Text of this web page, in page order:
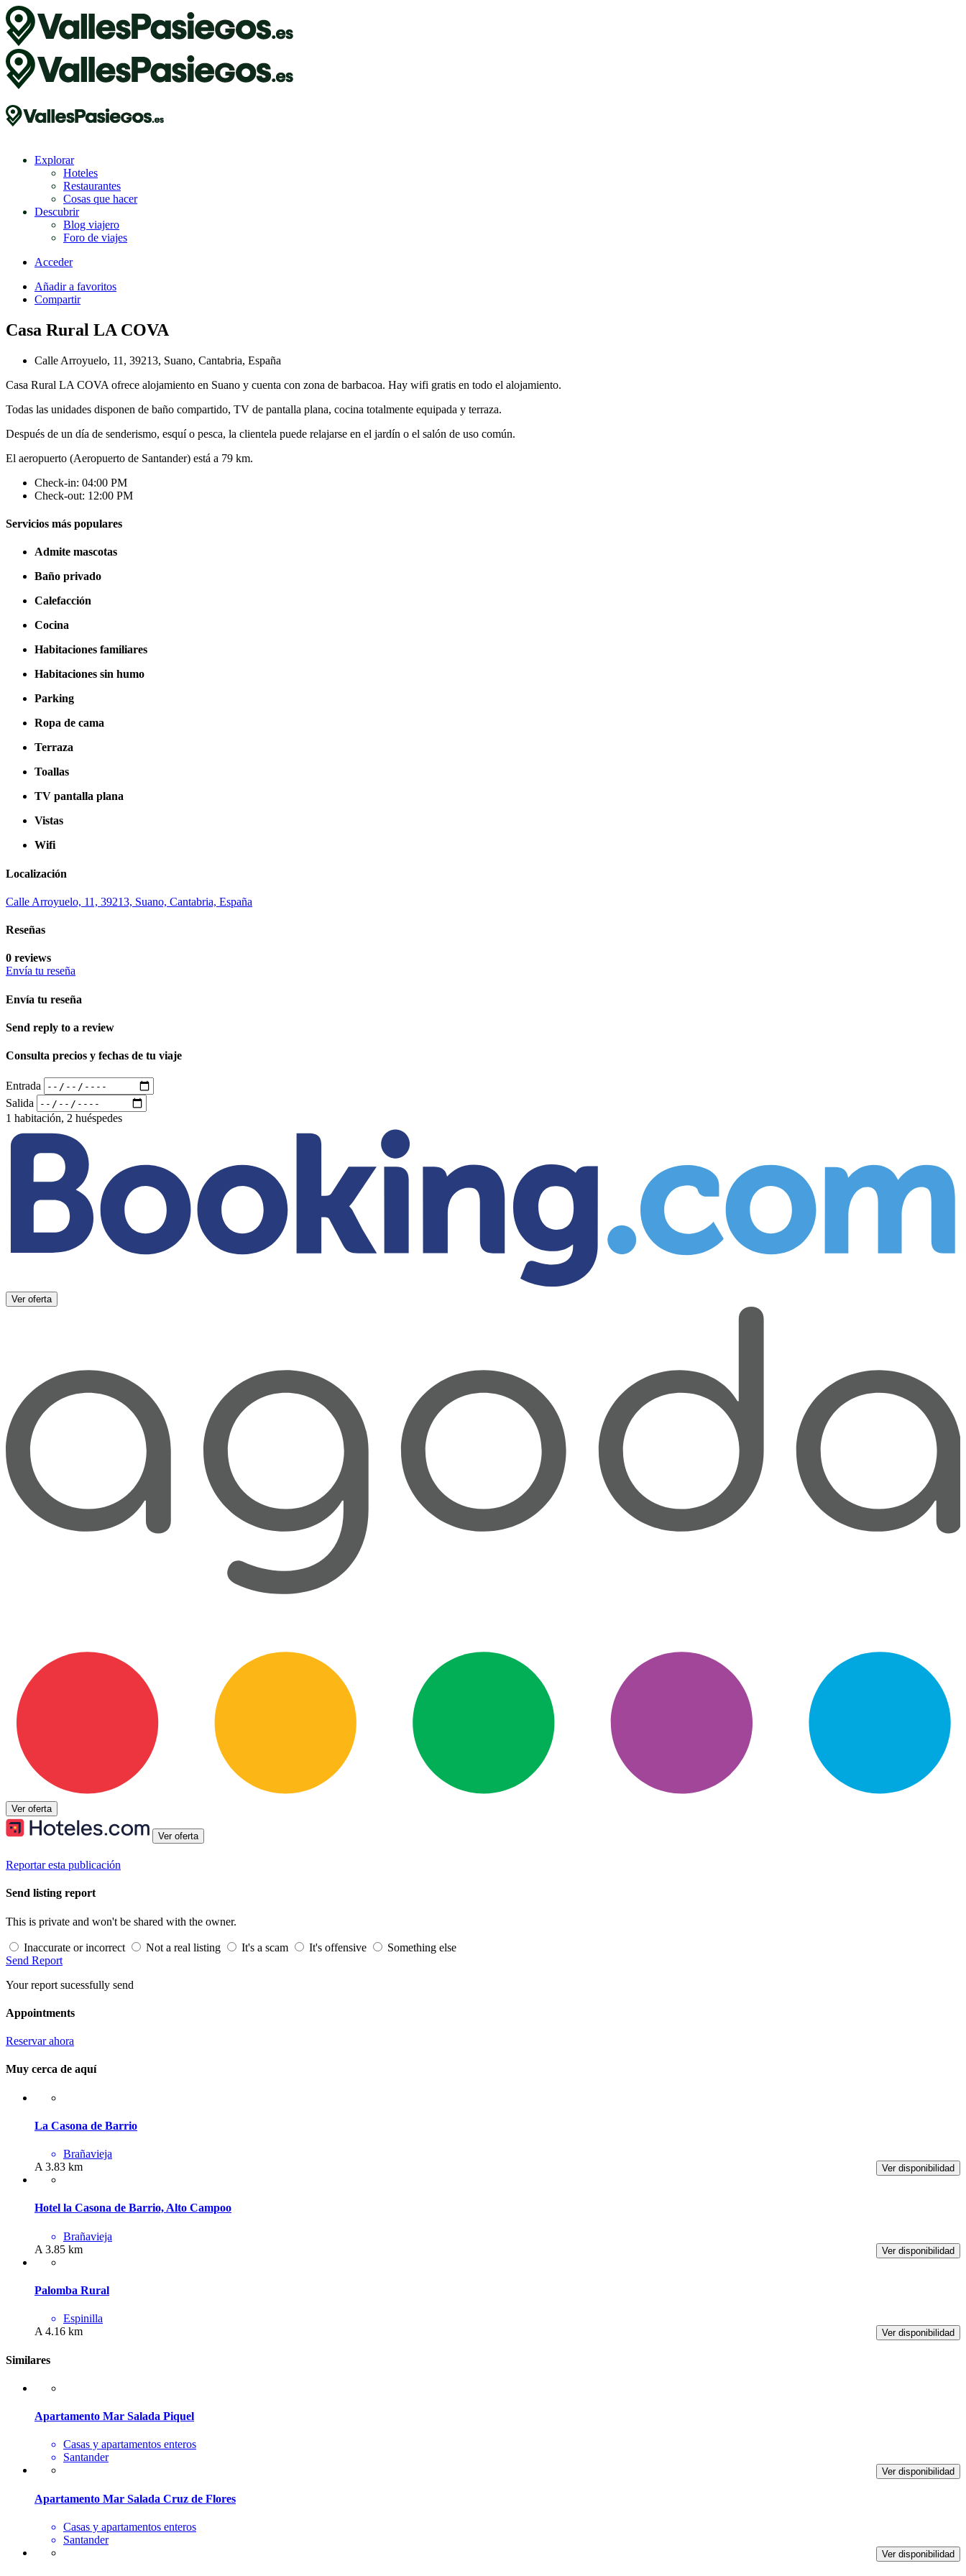
Explorar
Hoteles
Restaurantes
Cosas que hacer
Descubrir
Blog viajero
Foro de viajes
Acceder
Añadir a favoritos
Compartir
Casa Rural LA COVA
Calle Arroyuelo, 11, 39213, Suano, Cantabria, España
Casa Rural LA COVA ofrece alojamiento en Suano y cuenta con zona de barbacoa. Hay wifi gratis en todo el alojamiento.
Todas las unidades disponen de baño compartido, TV de pantalla plana, cocina totalmente equipada y terraza.
Después de un día de senderismo, esquí o pesca, la clientela puede relajarse en el jardín o el salón de uso común.
El aeropuerto (Aeropuerto de Santander) está a 79 km.
Check-in: 04:00 PM
Check-out: 12:00 PM
Servicios más populares
Admite mascotas
Baño privado
Calefacción
Cocina
Habitaciones familiares
Habitaciones sin humo
Parking
Ropa de cama
Terraza
Toallas
TV pantalla plana
Vistas
Wifi
Localización
Calle Arroyuelo, 11, 39213, Suano, Cantabria, España
Reseñas
0 reviews
Envía tu reseña
Envía tu reseña
Send reply to a review
Consulta precios y fechas de tu viaje
Entrada
Salida
1 habitación, 2 huéspedes
Ver oferta
Ver oferta
Ver oferta
Reportar esta publicación
Send listing report
This is private and won't be shared with the owner.
Inaccurate or incorrect Not a real listing It's a scam It's offensive
Something else
Send Report
Your report sucessfully send
Appointments
Reservar ahora
Muy cerca de aquí
La Casona de Barrio
Brañavieja
Ver disponibilidad
A 3.83 km
Hotel la Casona de Barrio, Alto Campoo
Brañavieja
Ver disponibilidad
A 3.85 km
Palomba Rural
Espinilla
Ver disponibilidad
A 4.16 km
Similares
Apartamento Mar Salada Piquel
Casas y apartamentos enteros
Santander
Ver disponibilidad
Apartamento Mar Salada Cruz de Flores
Casas y apartamentos enteros
Santander
Ver disponibilidad